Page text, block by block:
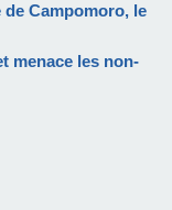
Campomoro, le
menace les non-